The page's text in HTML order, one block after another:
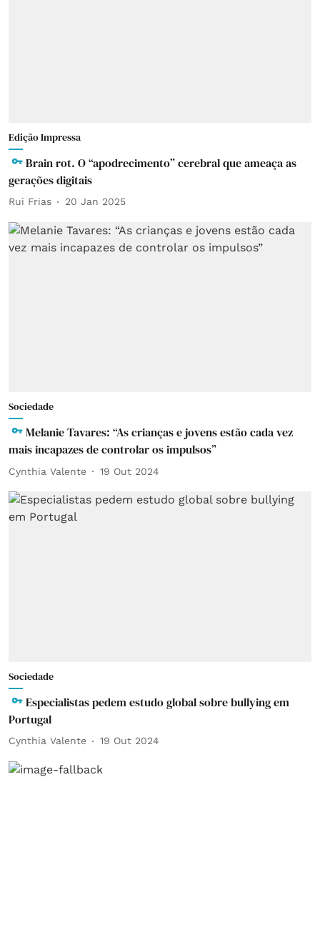
Edição Impressa
Brain rot. O “apodrecimento” cerebral que ameaça as
gerações digitais
Rui Frias 20 Jan 2025
Sociedade
Melanie Tavares: “As crianças e jovens estão cada vez
mais incapazes de controlar os impulsos”
Cynthia Valente 19 Out 2024
Sociedade
Especialistas pedem estudo global sobre bullying em
Portugal
Cynthia Valente 19 Out 2024